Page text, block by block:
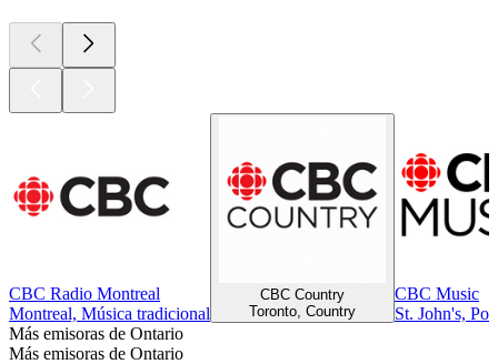
CBC Radio Montreal
Montreal, Música tradicional
CBC Country
Toronto, Country
CBC Music
St. John's, Pop
Más emisoras de Ontario
Más emisoras de Ontario